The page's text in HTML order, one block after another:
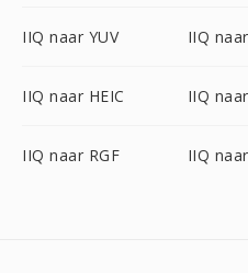
IIQ naar YUV IIQ
IIQ naar HEIC IIQ
IIQ naar RGF IIQ